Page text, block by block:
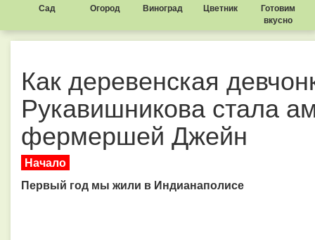
Сад Огород Виноград Цветник
Готовим
вкусно
Как деревенская
Рукавишникова стала
фермершей Джейн
Начало
Первый год мы жили в Индианаполисе